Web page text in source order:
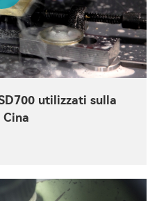
utilizzati sulla